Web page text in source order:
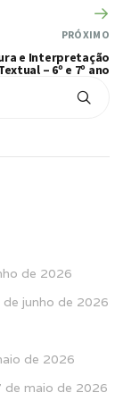
PRÓXIMO
e Interpretação
– 6º e 7º ano
de 2026
de junho de 2026
de 2026
de maio de 2026